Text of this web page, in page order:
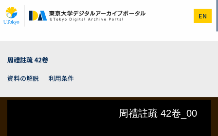
イ
ン
EN
周禮註疏 42卷
資料の解説
利用条件